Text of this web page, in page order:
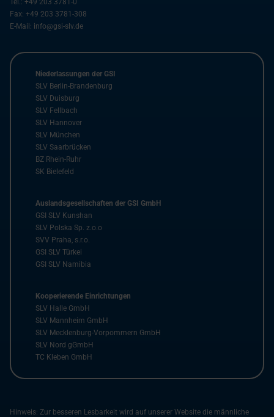
Tel.: +49 203 3781-0
Fax: +49 203 3781-308
E-Mail: info@gsi-slv.de
Niederlassungen der GSI
SLV Berlin-Brandenburg
SLV Duisburg
SLV Fellbach
SLV Hannover
SLV München
SLV Saarbrücken
BZ Rhein-Ruhr
SK Bielefeld
Auslandsgesellschaften der GSI GmbH
GSI SLV Kunshan
SLV Polska Sp. z.o.o
SVV Praha, s.r.o.
GSI SLV Türkei
GSI SLV Namibia
Kooperierende Einrichtungen
SLV Halle GmbH
SLV Mannheim GmbH
SLV Mecklenburg-Vorpommern GmbH
SLV Nord gGmbH
TC Kleben GmbH
Hinweis: Zur besseren Lesbarkeit wird auf unserer Website die männliche